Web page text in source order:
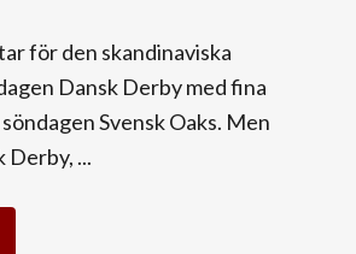
för den skandinaviska
Dansk Derby med fina
Svensk Oaks. Men
...